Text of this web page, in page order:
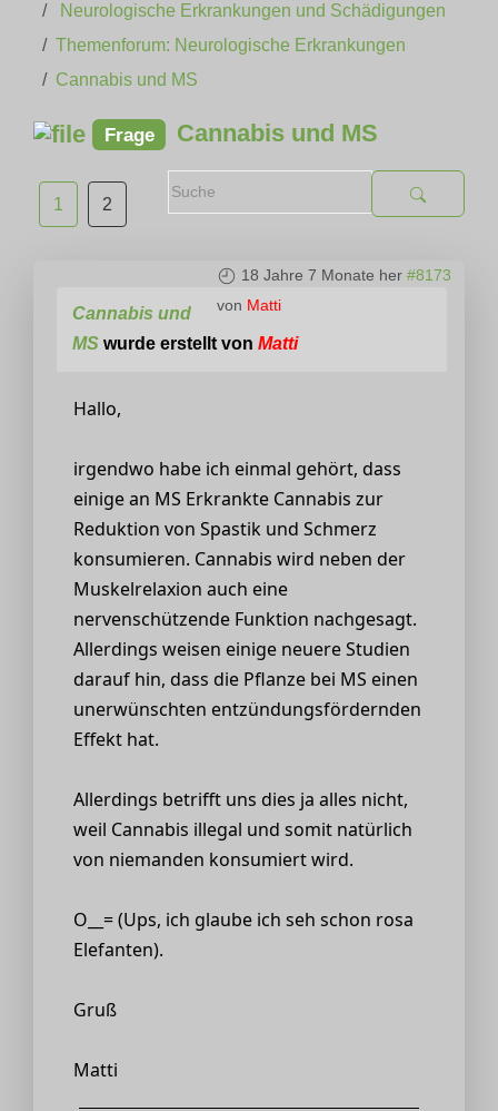
Neurologische Erkrankungen und Schädigungen
Themenforum: Neurologische Erkrankungen
Cannabis und MS
Frage Cannabis und MS
1 2
18 Jahre 7 Monate her #8173
von Matti
Cannabis und
MS wurde erstellt von Matti
Hallo,
irgendwo habe ich einmal gehört, dass
einige an MS Erkrankte Cannabis zur
Reduktion von Spastik und Schmerz
konsumieren. Cannabis wird neben der
Muskelrelaxion auch eine
nervenschützende Funktion nachgesagt.
Allerdings weisen einige neuere Studien
darauf hin, dass die Pflanze bei MS einen
unerwünschten entzündungsfördernden
Effekt hat.
Allerdings betrifft uns dies ja alles nicht,
weil Cannabis illegal und somit natürlich
von niemanden konsumiert wird.
O__= (Ups, ich glaube ich seh schon rosa
Elefanten).
Gruß
Matti